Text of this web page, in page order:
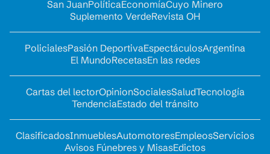
San JuanPolíticaEconomíaCuyo Minero
Suplemento VerdeRevista OH
PolicialesPasión DeportivaEspectáculosArgentina
El MundoRecetasEn las redes
Cartas del lectorOpinionSocialesSaludTecnología
TendenciaEstado del tránsito
ClasificadosInmueblesAutomotoresEmpleosServicios
Avisos Fúnebres y MisasEdictos